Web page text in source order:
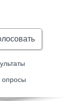
опросы